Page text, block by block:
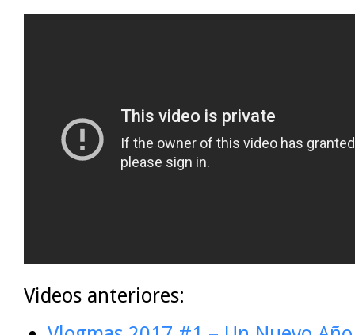
Videos anteriores: